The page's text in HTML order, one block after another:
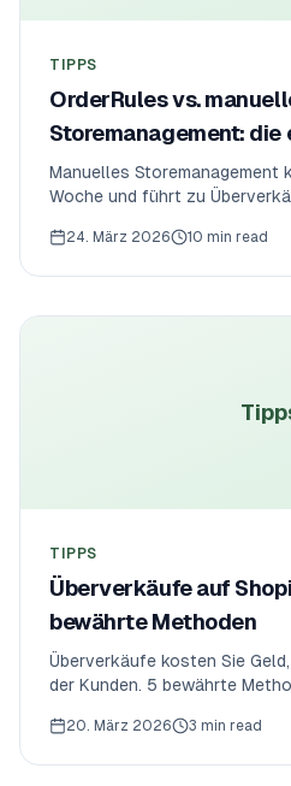
TIPPS
OrderRules vs.
Storemanagement: die
Manuelles Storemanagement
Woche und führt zu
Zeiten, durchgesetzten
24. März 2026 10 min read
TIPPS
Überverkäufe auf
bewährte Methoden
Überverkäufe kosten Sie
der Kunden. 5 bewährte
Annahmeschluss,
20. März 2026 3 min read